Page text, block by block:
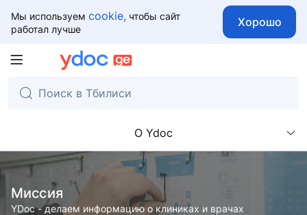
Мы используем cookie, чтобы сайт
работал лучше
Хорошо
О Ydoc
Миссия
YDoc - делаем информацию о клиниках и врачах